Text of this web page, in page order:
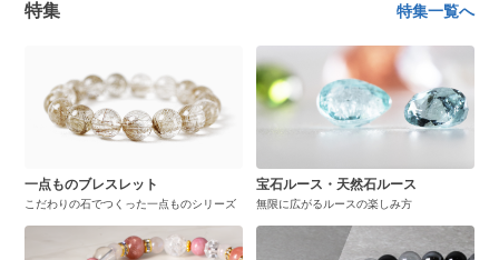
特集 特集一覧へ
一点ものブレスレット
こだわりの石でつくった一点ものシリーズ
宝石ルース・天然石ルース
無限に広がるルースの楽しみ方